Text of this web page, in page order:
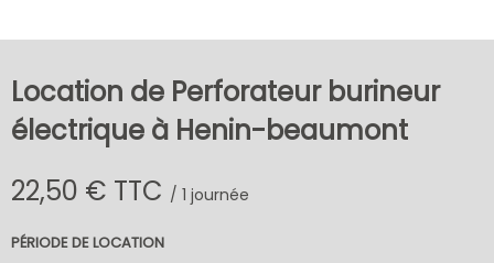
Location de Perforateur burineur
électrique à Henin-beaumont
22,50 € TTC / 1 journée
PÉRIODE DE LOCATION